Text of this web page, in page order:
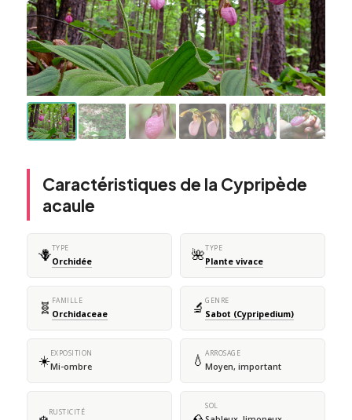
Caractéristiques de la Cypripède
acaule
🪻TYPE
Orchidée 🌺TYPE
Plante vivace
🧬 FAMILLE
Orchidaceae 🔬 GENRE
Sabot (Cypripedium)
☀️EXPOSITION
Mi-ombre 💧 ARROSAGE
Moyen, important
RUSTICITÉ
SOL